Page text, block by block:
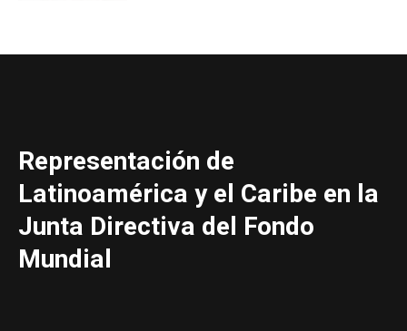
Representación de
Latinoamérica y el Caribe en la
Junta Directiva del Fondo
Mundial